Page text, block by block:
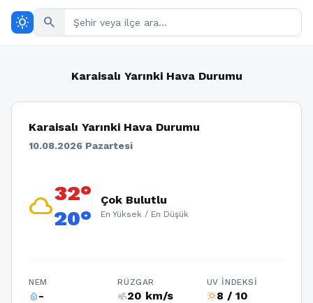
wb_sunny search
Karaisalı Yarınki Hava Durumu
Karaisalı Yarınki Hava Durumu
10.08.2026 Pazartesi
cloud32°
20°
Çok Bulutlu
En Yüksek / En Düşük
NEM
humidity_percentage-
RÜZGAR
air20 km/s
UV İNDEKSI
wb_sunny8 / 10